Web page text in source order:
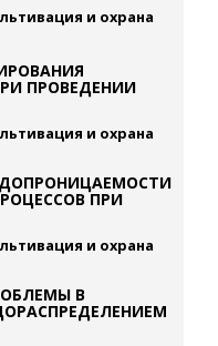
и охрана
ПРОВЕДЕНИИ
и охрана
ПРИ
и охрана
В